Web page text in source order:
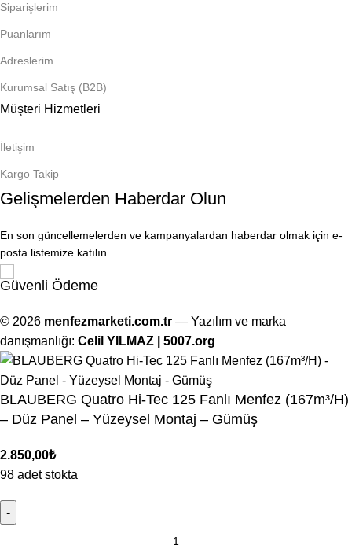
Siparişlerim
Puanlarım
Adreslerim
Kurumsal Satış (B2B)
Müşteri Hizmetleri
İletişim
Kargo Takip
Gelişmelerden Haberdar Olun
En son güncellemelerden ve kampanyalardan haberdar olmak için e-
posta listemize katılın.
Güvenli Ödeme
© 2026 menfezmarketi.com.tr — Yazılım ve marka
danışmanlığı: Celil YILMAZ | 5007.org
BLAUBERG Quatro Hi-Tec 125 Fanlı Menfez (167m³/H)
– Düz Panel – Yüzeysel Montaj – Gümüş
2.850,00₺
98 adet stokta